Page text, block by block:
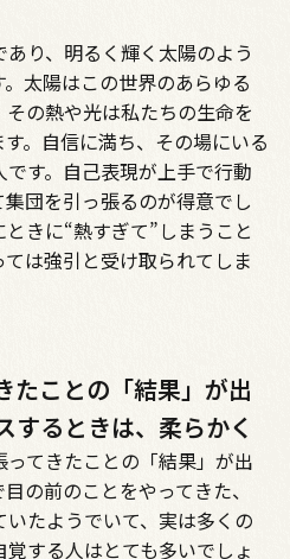
り、明るく輝く太陽のよう
太陽はこの世界のあらゆる
の熱や光は私たちの生命を
。自信に満ち、その場にいる
す。自己表現が上手で行動
団を引っ張るのが得意でし
きに“熱すぎて”しまうこと
は強引と受け取られてしま
たことの「結果」が出
するときは、柔らかく
てきたことの「結果」が出
の前のことをやってきた、
たようでいて、実は多くの
する人はとても多いでしょ